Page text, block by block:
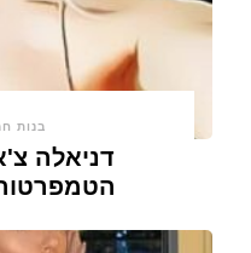
בנות
דניאלה